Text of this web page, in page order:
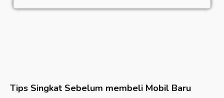
Tips Singkat Sebelum membeli Mobil Baru